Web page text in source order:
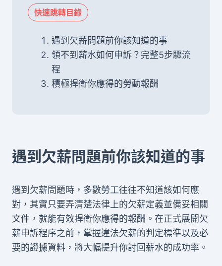
快速跳轉目錄
遇到欠薪問題前你該知道的事
領不到薪水如何申訴？完整5步驟流
程
積極捍衛你應得的勞動報酬
遇到欠薪問題前你該知道的事
遇到欠薪問題時，多數勞工往往不知道該如何應
對，其實只要弄清楚法律上的欠薪定義並備妥相關
文件，就能有效捍衛你應得的報酬。在正式展開欠
薪申訴程序之前，掌握違法欠薪的判定標準以及必
要的證據資料，將大幅提升你討回薪水的成功率。